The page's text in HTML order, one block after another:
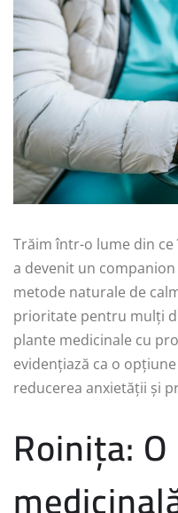
Trăim într-o lume din
a devenit un
metode naturale de
prioritate pentru mulți
plante medicinale cu
evidențiază ca o
reducerea anxietății și
Roinița: